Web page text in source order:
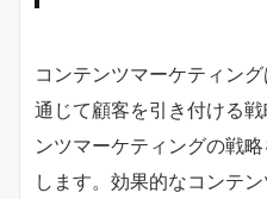
コンテンツマーケティン
通じて顧客を引き付ける
ンツマーケティングの戦
します。効果的なコンテ